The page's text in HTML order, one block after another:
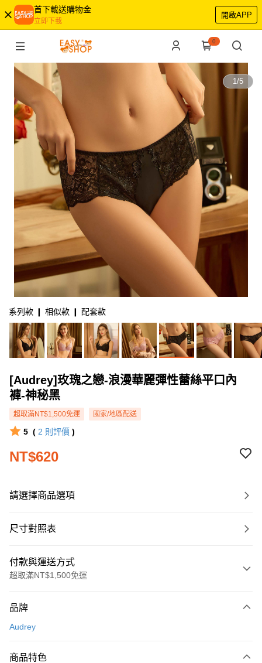
首下載送購物金
立即下載
開啟APP
0
1/5
系列款 ❙ 相似款 ❙ 配套款
[Audrey]玫瑰之戀-浪漫華麗彈性蕾絲平口內
褲-神秘黑
超取滿NT$1,500免運 國家/地區配送
5 ( 2 則評價 )
NT$620
請選擇商品選項
尺寸對照表
付款與運送方式
超取滿NT$1,500免運
信用卡一次付款
LINE Pay
品牌
Audrey
商品特色